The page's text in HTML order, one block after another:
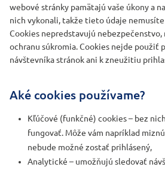
webové stránky pamätajú vaše úkony a
nich vykonali, takže tieto údaje nemusíte
Cookies nepredstavujú nebezpečenstvo,
ochranu súkromia. Cookies nejde
návštevníka stránok ani k zneužitiu
Aké cookies používame?
Kľúčové (funkčné) cookies – bez
fungovať. Môže vám napríklad
nebude možné zostať prihlásený,
Analytické – umožňujú sledovať